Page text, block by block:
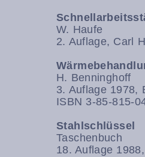
W. Haufe
2. Auflage, Carl
H. Benninghoff
3. Auflage 1978,
ISBN 3-85-815-
Stahlschlüssel
Taschenbuch
18. Auflage